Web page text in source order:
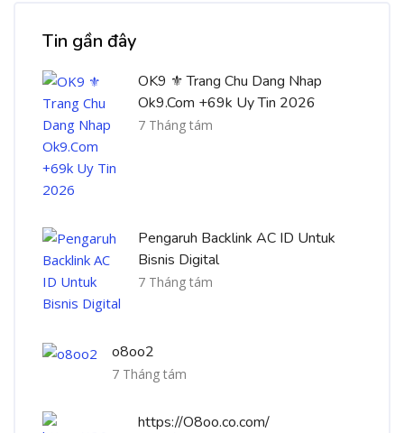
Tin gần đây
OK9 ⚜️ Trang Chu Dang Nhap
Ok9.Com +69k Uy Tin 2026
7 Tháng tám
Pengaruh Backlink AC ID Untuk
Bisnis Digital
7 Tháng tám
o8oo2
7 Tháng tám
https://O8oo.co.com/